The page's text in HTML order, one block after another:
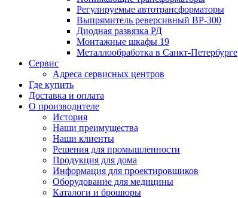
Регулируемые автотрансформаторы
Выпрямитель реверсивный ВР-300
Диодная развязка РД
Монтажные шкафы 19
Металлообработка в Санкт-Петербурге
Сервис
Адреса сервисных центров
Где купить
Доставка и оплата
О производителе
История
Наши преимущества
Наши клиенты
Решения для промышленности
Продукция для дома
Информация для проектировщиков
Оборудование для медицины
Каталоги и брошюры